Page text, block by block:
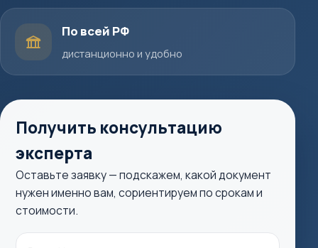
По всей РФ
дистанционно и удобно
Получить консультацию
эксперта
Оставьте заявку — подскажем, какой документ
нужен именно вам, сориентируем по срокам и
стоимости.